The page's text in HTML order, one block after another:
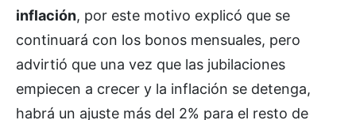
inflación, por este motivo explicó que se
continuará con los bonos mensuales, pero
advirtió que una vez que las jubilaciones
empiecen a crecer y la inflación se detenga,
habrá un ajuste más del 2% para el resto de